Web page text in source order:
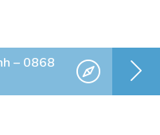
– 0868